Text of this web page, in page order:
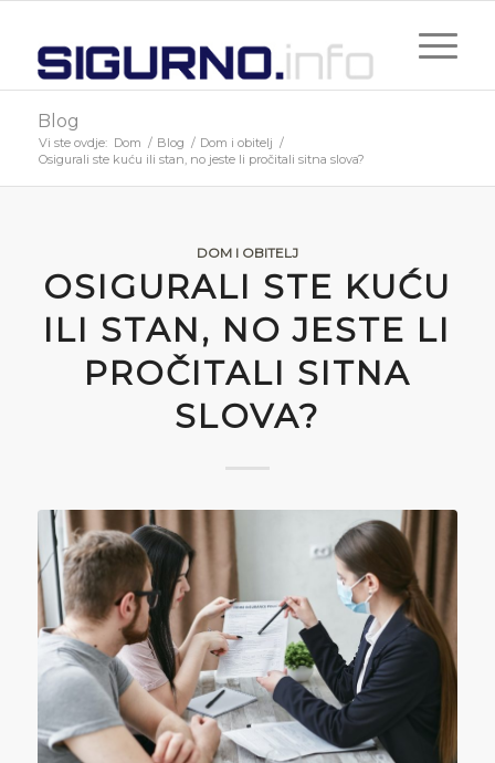
Blog
Vi ste ovdje: Dom / Blog / Dom i obitelj /
Osigurali ste kuću ili stan, no jeste li pročitali sitna slova?
DOM I OBITELJ
OSIGURALI STE KUĆU
ILI STAN, NO JESTE LI
PROČITALI SITNA
SLOVA?